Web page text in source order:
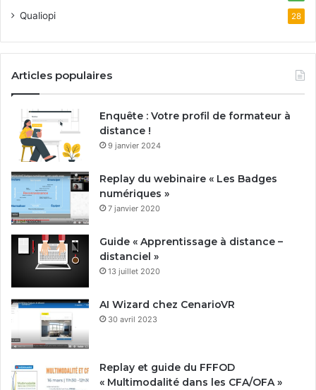
Qualiopi 28
Articles populaires
Enquête : Votre profil de formateur à
distance !
9 janvier 2024
Replay du webinaire « Les Badges
numériques »
7 janvier 2020
Guide « Apprentissage à distance –
distanciel »
13 juillet 2020
AI Wizard chez CenarioVR
30 avril 2023
Replay et guide du FFFOD
« Multimodalité dans les CFA/OFA »